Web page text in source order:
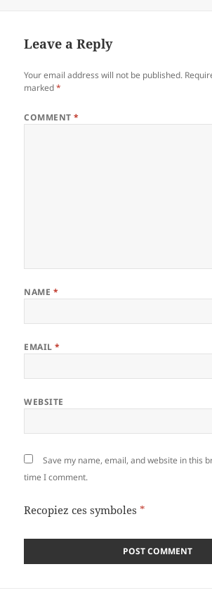
Leave a Reply
Your email address will not be published.
marked*
COMMENT*
NAME *
EMAIL*
WEBSITE
Save my name, email, and website in this
time I comment.
Recopiez ces symboles *